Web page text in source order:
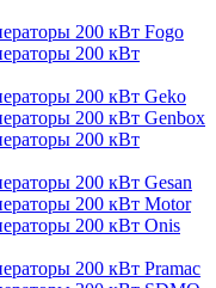
200 кВт Fogo
200 кВт
200 кВт Geko
200 кВт Genbox
200 кВт
200 кВт Gesan
200 кВт Motor
200 кВт Onis
200 кВт Pramac